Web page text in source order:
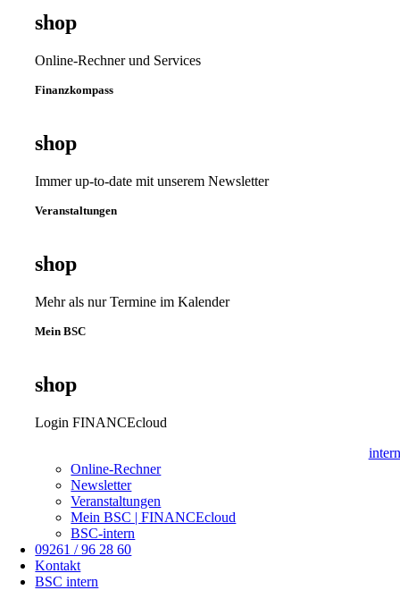
shop
Online-Rechner und Services
Finanzkompass
shop
Immer up-to-date mit unserem Newsletter
Veranstaltungen
shop
Mehr als nur Termine im Kalender
Mein BSC
shop
Login FINANCEcloud
intern
Online-Rechner
Newsletter
Veranstaltungen
Mein BSC | FINANCEcloud
BSC-intern
09261 / 96 28 60
Kontakt
BSC intern